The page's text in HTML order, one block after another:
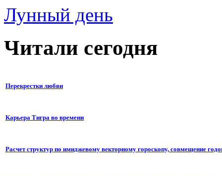
Лунный день
Читали сегодня
Перекрестки любви
Карьера Тигра во времени
Расчет структур по имиджевому векторному гороскопу, совмещение